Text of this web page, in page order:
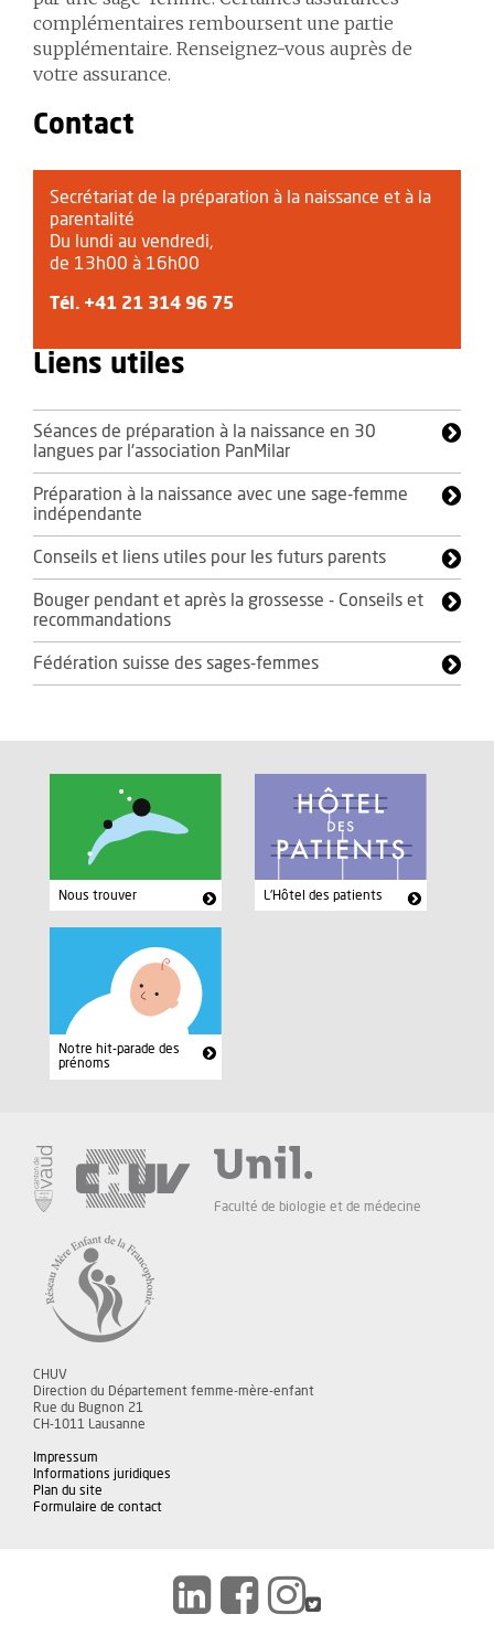
complémentaires remboursent une partie
supplémentaire. Renseignez-vous auprès de
votre assurance.
Contact
Secrétariat de la préparation à la naissance et à la
parentalité
Du lundi au vendredi,
de 13h00 à 16h00
Tél. +41 21 314 96 75
Liens utiles
Séances de préparation à la naissance en 30
langues par l'association PanMilar
Préparation à la naissance avec une sage-femme
indépendante
Conseils et liens utiles pour les futurs parents
Bouger pendant et après la grossesse - Conseils et
recommandations
Fédération suisse des sages-femmes
Nous trouver L'Hôtel des patients
Notre hit-parade des
prénoms
Faculté de biologie et de médecine
CHUV
Direction du Département femme-mère-enfant
Rue du Bugnon 21
CH-1011 Lausanne
Impressum
Informations juridiques
Plan du site
Formulaire de contact